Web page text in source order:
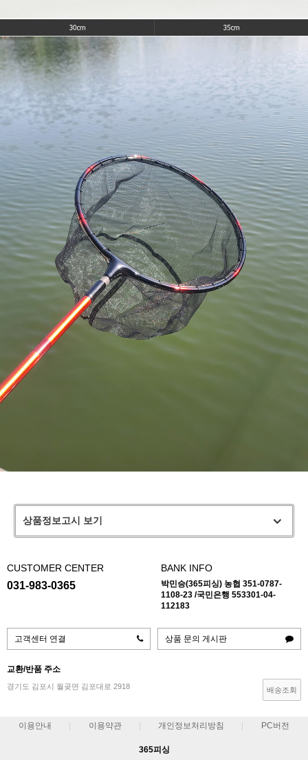
상품정보고시 보기
CUSTOMER CENTER
031-983-0365
BANK INFO
박민승(365피싱) 농협 351-0787-
1108-23 /국민은행 553301-04-
112183
고객센터 연결 상품 문의 게시판
교환/반품 주소
경기도 김포시 월곶면 김포대로 2918 배송조회
이용안내 이용약관 개인정보처리방침 PC버전
365피싱